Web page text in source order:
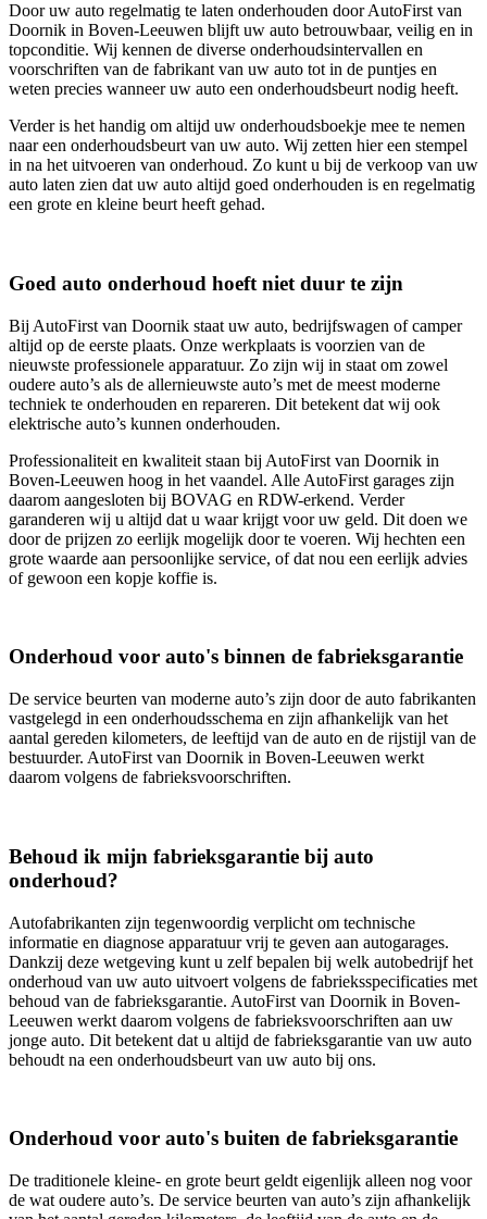
Door uw auto regelmatig te laten onderhouden door AutoFirst van
Doornik in Boven-Leeuwen blijft uw auto betrouwbaar, veilig en in
topconditie. Wij kennen de diverse onderhoudsintervallen en
voorschriften van de fabrikant van uw auto tot in de puntjes en
weten precies wanneer uw auto een onderhoudsbeurt nodig heeft.
Verder is het handig om altijd uw onderhoudsboekje mee te nemen
naar een onderhoudsbeurt van uw auto. Wij zetten hier een stempel
in na het uitvoeren van onderhoud. Zo kunt u bij de verkoop van uw
auto laten zien dat uw auto altijd goed onderhouden is en regelmatig
een grote en kleine beurt heeft gehad.
Goed auto onderhoud hoeft niet duur te zijn
Bij AutoFirst van Doornik staat uw auto, bedrijfswagen of camper
altijd op de eerste plaats. Onze werkplaats is voorzien van de
nieuwste professionele apparatuur. Zo zijn wij in staat om zowel
oudere auto’s als de allernieuwste auto’s met de meest moderne
techniek te onderhouden en repareren. Dit betekent dat wij ook
elektrische auto’s kunnen onderhouden.
Professionaliteit en kwaliteit staan bij AutoFirst van Doornik in
Boven-Leeuwen hoog in het vaandel. Alle AutoFirst garages zijn
daarom aangesloten bij BOVAG en RDW-erkend. Verder
garanderen wij u altijd dat u waar krijgt voor uw geld. Dit doen we
door de prijzen zo eerlijk mogelijk door te voeren. Wij hechten een
grote waarde aan persoonlijke service, of dat nou een eerlijk advies
of gewoon een kopje koffie is.
Onderhoud voor auto's binnen de fabrieksgarantie
De service beurten van moderne auto’s zijn door de auto fabrikanten
vastgelegd in een onderhoudsschema en zijn afhankelijk van het
aantal gereden kilometers, de leeftijd van de auto en de rijstijl van de
bestuurder. AutoFirst van Doornik in Boven-Leeuwen werkt
daarom volgens de fabrieksvoorschriften.
Behoud ik mijn fabrieksgarantie bij auto
onderhoud?
Autofabrikanten zijn tegenwoordig verplicht om technische
informatie en diagnose apparatuur vrij te geven aan autogarages.
Dankzij deze wetgeving kunt u zelf bepalen bij welk autobedrijf het
onderhoud van uw auto uitvoert volgens de fabrieksspecificaties met
behoud van de fabrieksgarantie. AutoFirst van Doornik in Boven-
Leeuwen werkt daarom volgens de fabrieksvoorschriften aan uw
jonge auto. Dit betekent dat u altijd de fabrieksgarantie van uw auto
behoudt na een onderhoudsbeurt van uw auto bij ons.
Onderhoud voor auto's buiten de fabrieksgarantie
De traditionele kleine- en grote beurt geldt eigenlijk alleen nog voor
de wat oudere auto’s. De service beurten van auto’s zijn afhankelijk